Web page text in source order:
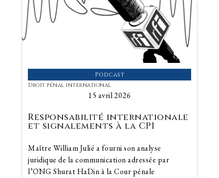
Podcast
Droit pénal international
15 avril 2026
Responsabilité internationale
et signalements à la CPI
Maître William Julié a fourni son analyse
juridique de la communication adressée par
l’ONG Shurat HaDin à la Cour pénale